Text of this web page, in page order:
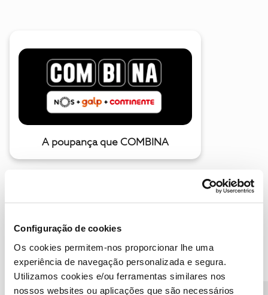
Configuração de cookies
Os cookies permitem-nos proporcionar lhe uma
experiência de navegação personalizada e segura.
Utilizamos cookies e/ou ferramentas similares nos
nossos websites ou aplicações que são necessários
A poupança que COMBINA
Descubra as novidades de julho